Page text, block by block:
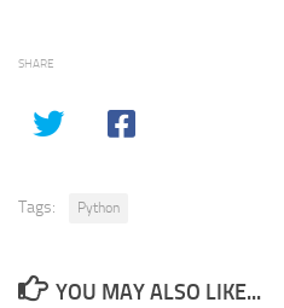
SHARE
Tags: Python
YOU MAY ALSO LIKE...